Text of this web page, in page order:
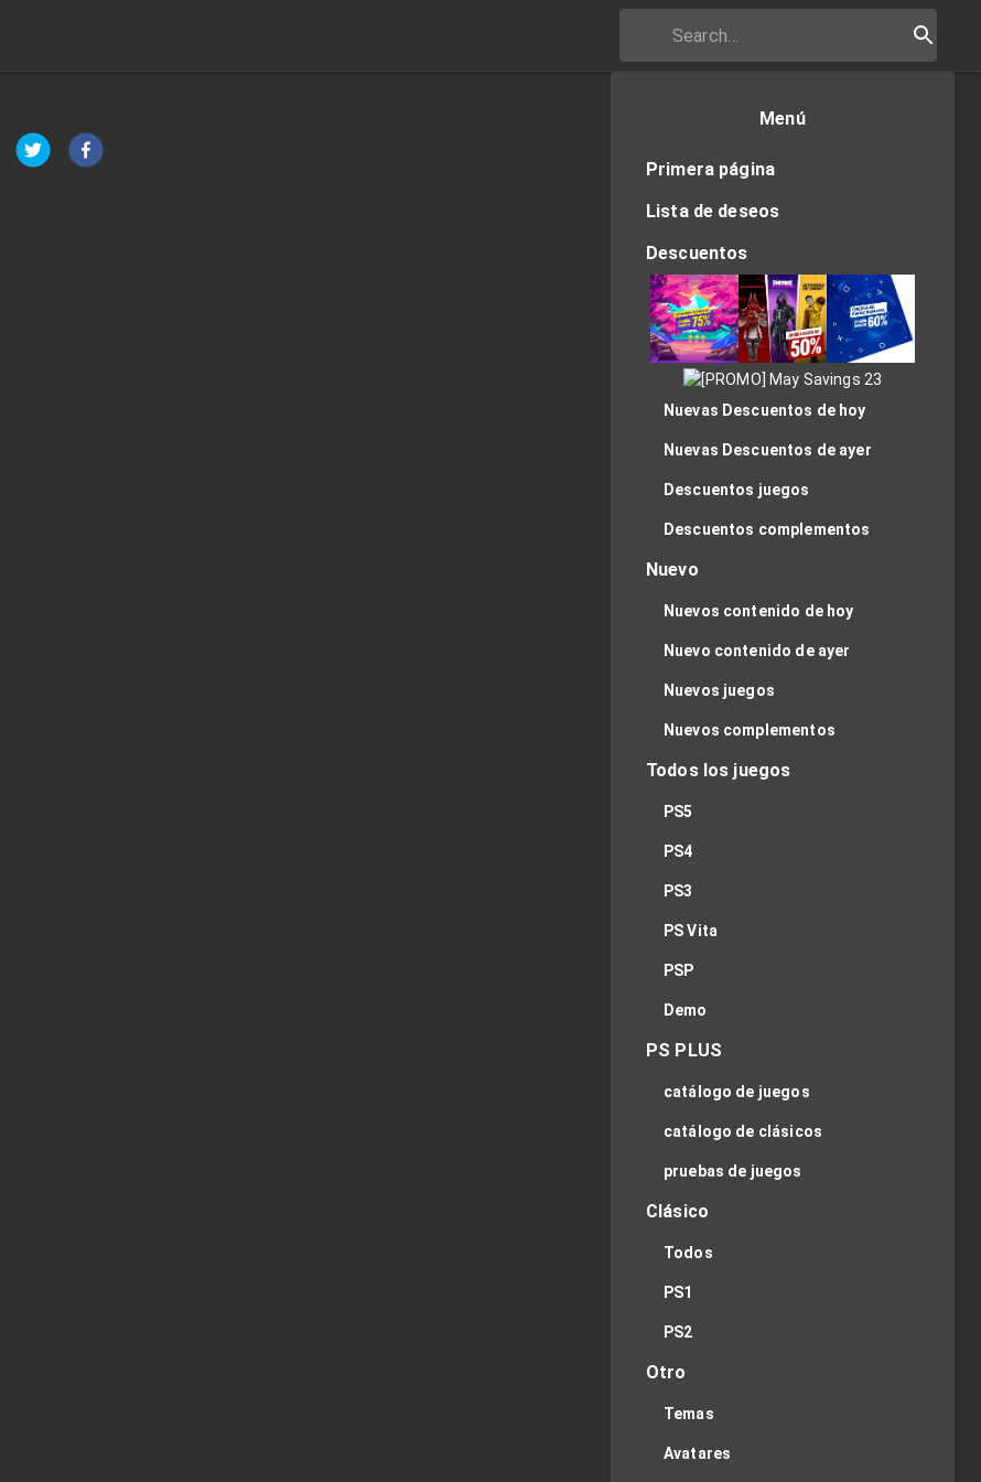
Menú
Primera página
Lista de deseos
Descuentos
Nuevas Descuentos de hoy
Nuevas Descuentos de ayer
Descuentos juegos
Descuentos complementos
Nuevo
Nuevos contenido de hoy
Nuevo contenido de ayer
Nuevos juegos
Nuevos complementos
Todos los juegos
PS5
PS4
PS3
PS Vita
PSP
Demo
PS PLUS
catálogo de juegos
catálogo de clásicos
pruebas de juegos
Clásico
Todos
PS1
PS2
Otro
Temas
Avatares